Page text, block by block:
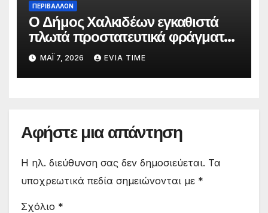
ΠΕΡΙΒΑΛΛΟΝ
Ο Δήμος Χαλκιδέων εγκαθιστά
πλωτά προστατευτικά φράγματα
στις παραλίες του
ΜΆΙ 7, 2026 EVIA TIME
Αφήστε μια απάντηση
Η ηλ. διεύθυνση σας δεν δημοσιεύεται. Τα
υποχρεωτικά πεδία σημειώνονται με *
Σχόλιο *